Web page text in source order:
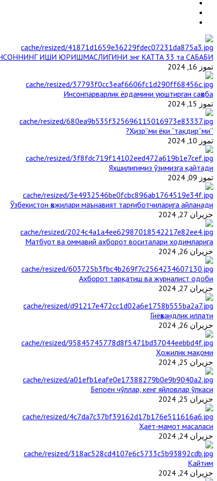
ИШИ ЮРИШМАСЛИГИНИ энг КАТТА 33 та САБАБИ
تموز 16, 2024
Инсонпарварлик ёрдамини уюштирган саҳоба
تموز 15, 2024
“Ҳизр”ми ёки “тақдир”ми?
تموز 10, 2024
Яхшилигимиз ўзимизга қайтади
تموز 09, 2024
Ўзбекистон ҳожилари маънавият тарғиботчиларига айланади
حزيران 27, 2024
Матбуот ва оммавий ахборот воситалари ходимларига
حزيران 26, 2024
Ахборот тарқатиш ва журналист одоби
حزيران 27, 2024
Гиёҳвандлик иллати
حزيران 26, 2024
Ҳожилик мақоми
حزيران 25, 2024
Бепоён чўллар, кенг яйловлар ўлкаси
حزيران 25, 2024
Ҳаёт-мамот масаласи
حزيران 24, 2024
Қайтим
حزيران 24, 2024